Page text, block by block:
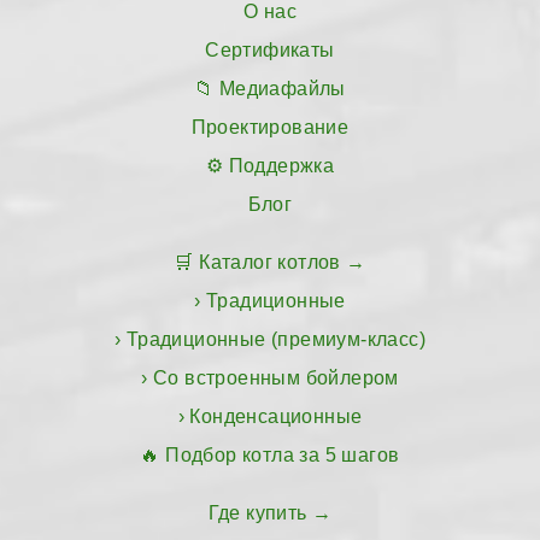
О нас
Сертификаты
Медиафайлы
Проектирование
Поддержка
Блог
Каталог котлов
Традиционные
Традиционные (премиум-класс)
Со встроенным бойлером
Конденсационные
Подбор котла за 5 шагов
Где купить